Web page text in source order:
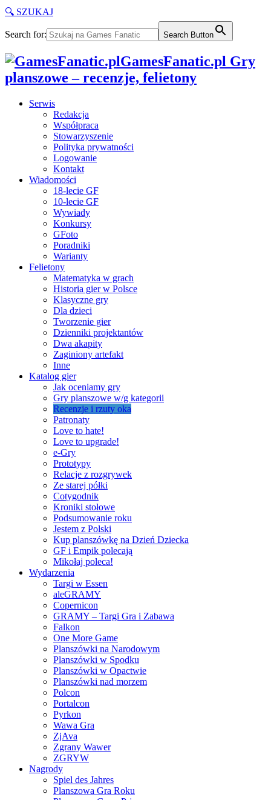
🔍 SZUKAJ
Search for: Search Button
GamesFanatic.pl Gry
planszowe – recenzje, felietony
Serwis
Redakcja
Współpraca
Stowarzyszenie
Polityka prywatności
Logowanie
Kontakt
Wiadomości
18-lecie GF
10-lecie GF
Wywiady
Konkursy
GFoto
Poradniki
Warianty
Felietony
Matematyka w grach
Historia gier w Polsce
Klasyczne gry
Dla dzieci
Tworzenie gier
Dzienniki projektantów
Dwa akapity
Zaginiony artefakt
Inne
Katalog gier
Jak oceniamy gry
Gry planszowe w/g kategorii
Recenzje i rzuty oka
Patronaty
Love to hate!
Love to upgrade!
e-Gry
Prototypy
Relacje z rozgrywek
Ze starej półki
Cotygodnik
Kroniki stołowe
Podsumowanie roku
Jestem z Polski
Kup planszówkę na Dzień Dziecka
GF i Empik polecają
Mikołaj poleca!
Wydarzenia
Targi w Essen
aleGRAMY
Copernicon
GRAMY – Targi Gra i Zabawa
Falkon
One More Game
Planszówki na Narodowym
Planszówki w Spodku
Planszówki w Opactwie
Planszówki nad morzem
Polcon
Portalcon
Pyrkon
Wawa Gra
ZjAva
Zgrany Wawer
ZGRYW
Nagrody
Spiel des Jahres
Planszowa Gra Roku